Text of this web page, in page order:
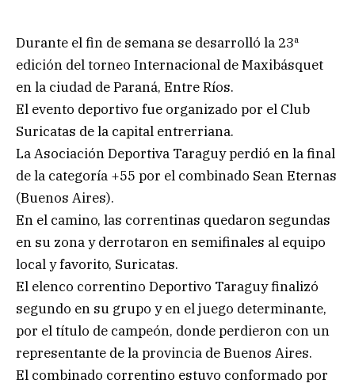
Durante el fin de semana se desarrolló la 23ª
edición del torneo Internacional de Maxibásquet
en la ciudad de Paraná, Entre Ríos.
El evento deportivo fue organizado por el Club
Suricatas de la capital entrerriana.
La Asociación Deportiva Taraguy perdió en la final
de la categoría +55 por el combinado Sean Eternas
(Buenos Aires).
En el camino, las correntinas quedaron segundas
en su zona y derrotaron en semifinales al equipo
local y favorito, Suricatas.
El elenco correntino Deportivo Taraguy finalizó
segundo en su grupo y en el juego determinante,
por el título de campeón, donde perdieron con un
representante de la provincia de Buenos Aires.
El combinado correntino estuvo conformado por